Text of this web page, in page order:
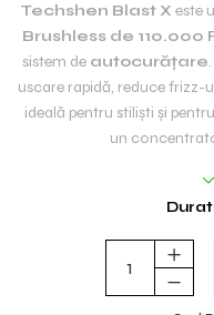
Techshen Blast X este
Brushless de 110.000
sistem de autocurățare
uscare rapidă, reduce frizz-
ideală pentru stiliști și
un